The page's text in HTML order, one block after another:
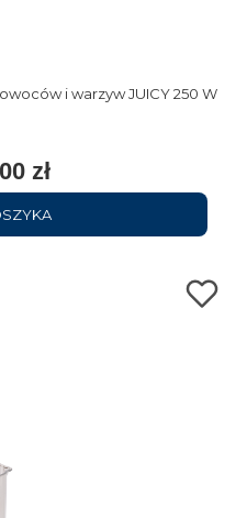
i warzyw JUICY 250 W
zł